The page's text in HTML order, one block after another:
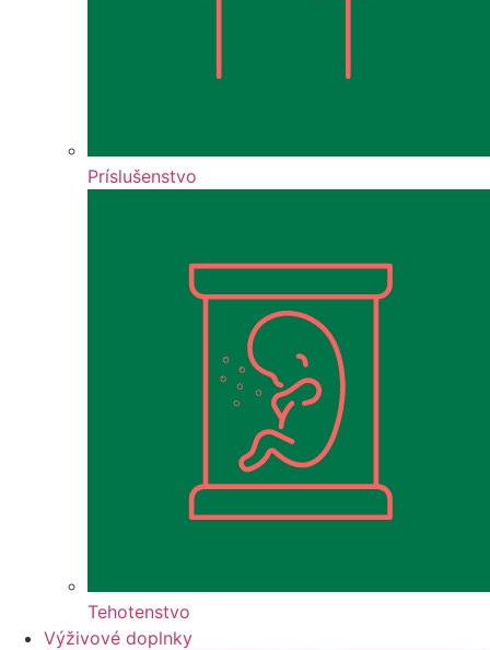
Príslušenstvo
Tehotenstvo
Výživové doplnky